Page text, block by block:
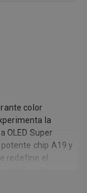
color
la
OLED Super
potente chip A19 y
redefine el
La cámara